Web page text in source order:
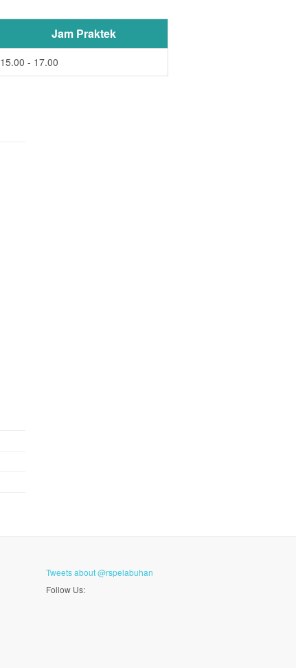
Jam Praktek
15.00 - 17.00
Tweets about @rspelabuhan
Follow Us: